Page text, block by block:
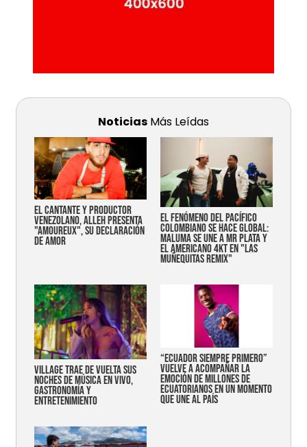
Noticias Más Leídas
EL CANTANTE Y PRODUCTOR
VENEZOLANO, ALLEH PRESENTA
"AMOUREUX", SU DECLARACIÓN
DE AMOR
EL FENÓMENO DEL PACÍFICO
COLOMBIANO SE HACE GLOBAL:
MALUMA SE UNE A MR PLATA Y
EL AMERICANO 4KT EN "LAS
MUÑEQUITAS REMIX"
Village trae de vuelta sus
noches de música en vivo,
gastronomía y
entretenimiento
“Ecuador siempre primero”
vuelve a acompañar la
emoción de millones de
ecuatorianos en un momento
que une al país